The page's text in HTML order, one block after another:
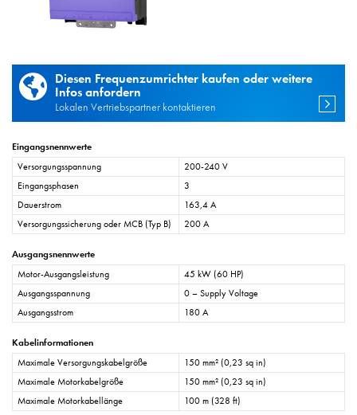
Diesen Frequenzumrichter kaufen oder weitere
Infos anfordern
Lokalen Vertriebspartner kontaktieren
Eingangsnennwerte
Versorgungsspannung
200-240 V
Eingangsphasen
3
Dauerstrom
163,4 A
Versorgungssicherung oder MCB (Typ B)
200 A
Ausgangsnennwerte
Motor-Ausgangsleistung
45 kW (60 HP)
Ausgangsspannung
0 – Supply Voltage
Ausgangsstrom
180 A
Kabelinformationen
Maximale Versorgungskabelgröße
150 mm² (0,23 sq in)
Maximale Motorkabelgröße
150 mm² (0,23 sq in)
Maximale Motorkabellänge
100 m (328 ft)